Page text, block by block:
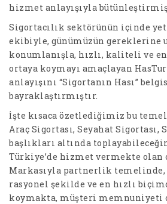
hizmet anlayışıyla
Sigortacılık sektörünün içinde
ekibiyle, günümüzün gereklerine
konumlanışla, hızlı, kaliteli ve
ortaya koymayı amaçlayan
anlayışını “Sigortanın Hası”
bayraklaştırmıştır.
İşte kısaca özetlediğimiz bu
Araç Sigortası, Seyahat Sigortası,
başlıkları altında
Türkiye’de hizmet vermekte olan
Markasıyla partnerlik temelinde,
rasyonel şekilde ve en hızlı
koymakta, müşteri memnuniyeti